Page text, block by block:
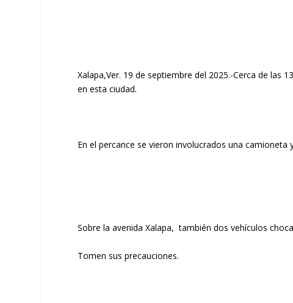
Xalapa,Ver. 19 de septiembre del 2025.-Cerca de las
en esta ciudad.
En el percance se vieron involucrados una
Sobre la avenida Xalapa, también dos vehículos
Tomen sus precauciones.